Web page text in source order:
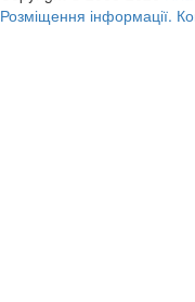
Розміщення інформації.